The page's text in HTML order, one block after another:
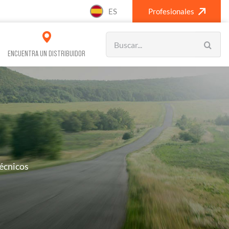
ES Profesionales
REFRIGERACIÓN CLIMATIZACIÓN
ENCUENTRA UN DISTRIBUIDOR